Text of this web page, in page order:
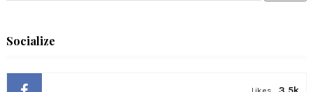
Socialize